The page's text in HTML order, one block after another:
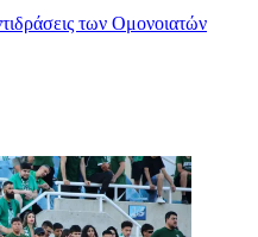
των Ομονοιατών